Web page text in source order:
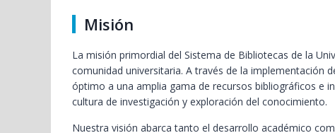
Misión
La misión primordial del Sistema de Bibliotecas de la
comunidad universitaria. A través de la implementación
óptimo a una amplia gama de recursos bibliográficos e
cultura de investigación y exploración del conocimiento.
Nuestra visión abarca tanto el desarrollo académico